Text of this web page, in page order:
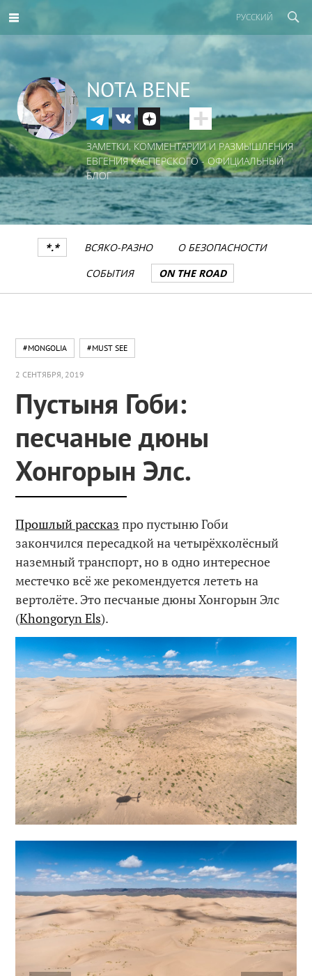
РУССКИЙ
NOTA BENE
ЗАМЕТКИ, КОММЕНТАРИИ И РАЗМЫШЛЕНИЯ
ЕВГЕНИЯ КАСПЕРСКОГО - ОФИЦИАЛЬНЫЙ
БЛОГ
*.* ВСЯКО-РАЗНО
О БЕЗОПАСНОСТИ
СОБЫТИЯ
ON THE ROAD
#MONGOLIA #MUST SEE
2 СЕНТЯБРЯ, 2019
Пустыня Гоби:
песчаные дюны
Хонгорын Элс.
Прошлый рассказ про пустыню Гоби
закончился пересадкой на четырёхколёсный
наземный транспорт, но в одно интересное
местечко всё же рекомендуется лететь на
вертолёте. Это песчаные дюны Хонгорын Элс
(Khongoryn Els).